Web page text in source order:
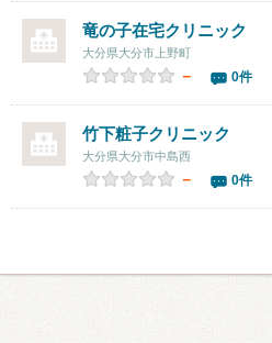
竜の子在宅クリニック
大分県大分市上野町
－ 0件
竹下粧子クリニック
大分県大分市中島西
－ 0件